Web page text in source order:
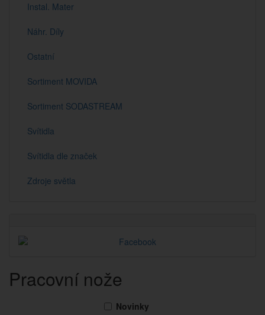
Instal. Mater
Náhr. Díly
Ostatní
Sortiment MOVIDA
Sortiment SODASTREAM
Svítidla
Svítidla dle značek
Zdroje světla
Pracovní nože
Novinky